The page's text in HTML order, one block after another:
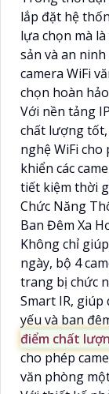
lắp đặt hệ
lựa chọn mà
sản và an
camera WiFi
chọn hoàn
Với nền tảng
chất lượng tốt,
nghệ WiFi
khiển các
tiết kiệm thời
Chức Năng
Ban Đêm Xa
Không chỉ
ngày, bộ 4
trang bị chức
Smart IR,
yếu và ban
điểm chất
cho phép
văn phòng